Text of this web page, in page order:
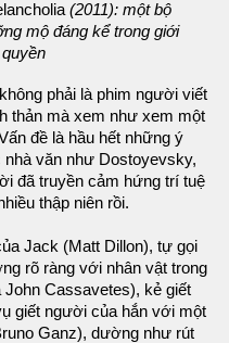
(2011): một bộ
mộ đáng kể trong giới
phải là phim người viết
thản mà xem như xem một
đề là hầu hết những ý
văn như Dostoyevsky,
đã truyền cảm hứng trí tuệ
thập niên rồi.
Jack (Matt Dillon), tự gọi
rõ ràng với nhân vật trong
John Cassavetes), kẻ giết
giết người của hắn với một
Ganz), dường như rút